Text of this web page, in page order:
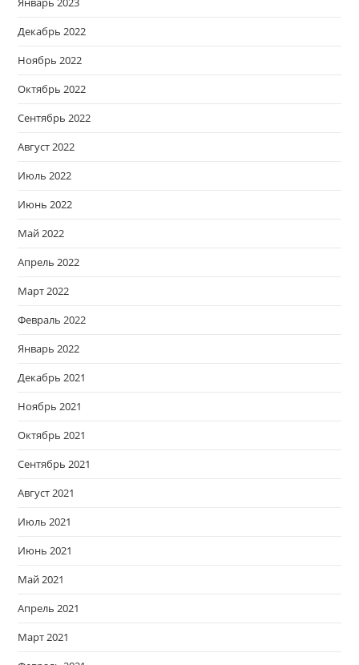
Декабрь 2022
Ноябрь 2022
Октябрь 2022
Сентябрь 2022
Август 2022
Июль 2022
Июнь 2022
Май 2022
Апрель 2022
Март 2022
Февраль 2022
Январь 2022
Декабрь 2021
Ноябрь 2021
Октябрь 2021
Сентябрь 2021
Август 2021
Июль 2021
Июнь 2021
Май 2021
Апрель 2021
Март 2021